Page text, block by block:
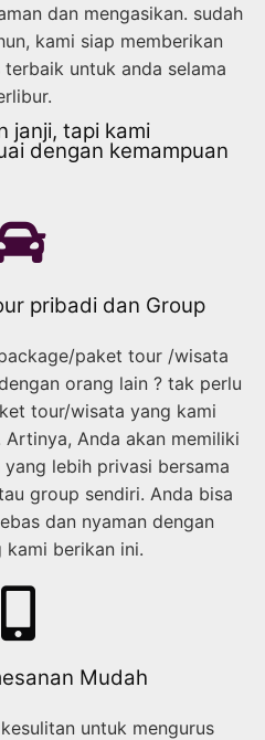
dan mengasikan. sudah
kami siap memberikan
untuk anda selama
janji, tapi kami
dengan kemampuan
pribadi dan Group
paket tour /wisata
orang lain ? tak perlu
tour/wisata yang kami
Anda akan memiliki
lebih privasi bersama
group sendiri. Anda bisa
dan nyaman dengan
kami berikan ini.
Mudah
untuk mengurus